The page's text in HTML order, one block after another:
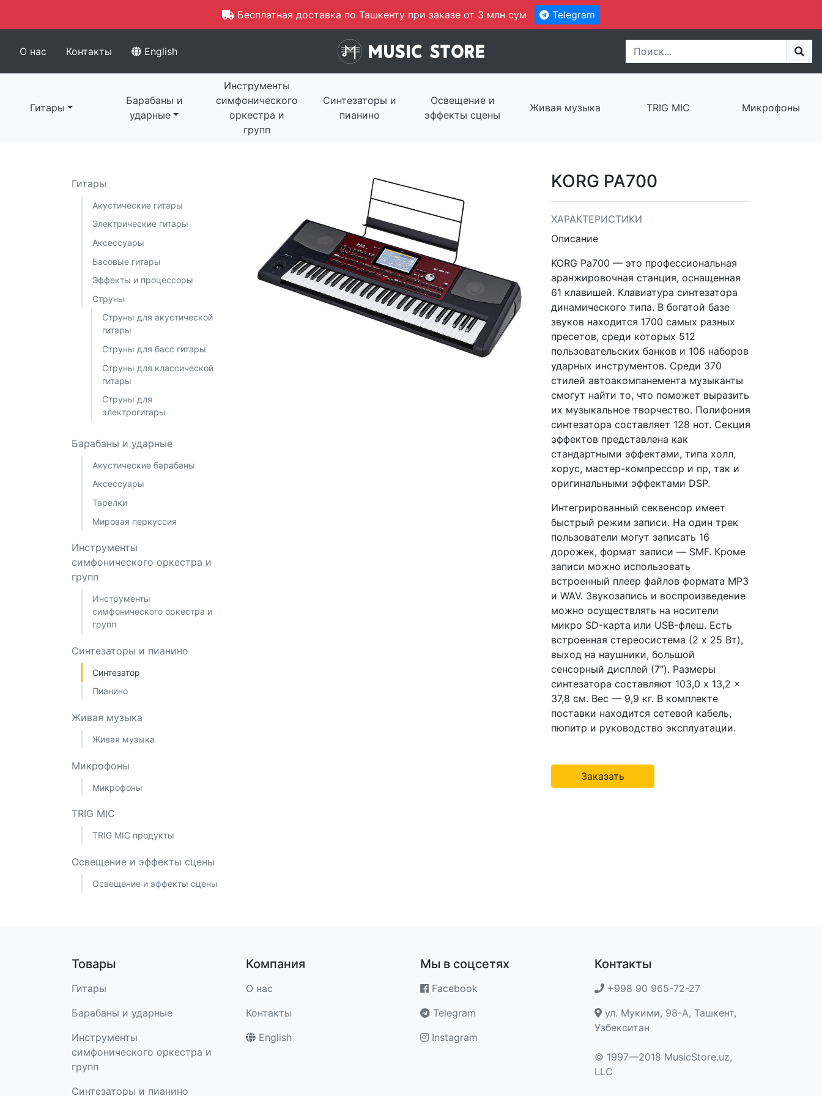
Бесплатная доставка по Ташкенту при заказе от 3 млн сум Telegram
О нас Контакты English
Гитары
Барабаны и
ударные
Инструменты
симфонического
оркестра и
групп
Синтезаторы и
пианино
Освещение и
эффекты сцены
Живая музыка TRIG MIC Микрофоны
Гитары
Акустические гитары
Электрические гитары
Аксессуары
Басовые гитары
Эффекты и процессоры
Струны
Струны для акустической
гитары
Струны для басс гитары
Струны для классической
гитары
Струны для
электрогитары
Барабаны и ударные
Акустические барабаны
Аксессуары
Тарелки
Мировая перкуссия
Инструменты
симфонического оркестра и
групп
Инструменты
симфонического оркестра и
групп
Синтезаторы и пианино
Синтезатор
Пианино
Живая музыка
Живая музыка
Микрофоны
Микрофоны
TRIG MIC
TRIG MIC продукты
Освещение и эффекты сцены
Освещение и эффекты сцены
KORG PA700
ХАРАКТЕРИСТИКИ
Описание
KORG Pa700 — это профессиональная
аранжировочная станция, оснащенная
61 клавишей. Клавиатура синтезатора
динамического типа. В богатой базе
звуков находится 1700 самых разных
пресетов, среди которых 512
пользовательских банков и 106 наборов
ударных инструментов. Среди 370
стилей автоакомпанемента музыканты
смогут найти то, что поможет выразить
их музыкальное творчество. Полифония
синтезатора составляет 128 нот. Секция
эффектов представлена как
стандартными эффектами, типа холл,
хорус, мастер-компрессор и пр, так и
оригинальными эффектами DSP.
Интегрированный секвенсор имеет
быстрый режим записи. На один трек
пользователи могут записать 16
дорожек, формат записи — SMF. Кроме
записи можно использовать
встроенный плеер файлов формата МР3
и WAV. Звукозапись и воспроизведение
можно осуществлять на носители
микро SD-карта или USB-флеш. Есть
встроенная стереосистема (2 x 25 Вт),
выход на наушники, большой
сенсорный дисплей (7″). Размеры
синтезатора составляют 103,0 x 13,2 x
37,8 cм. Вес — 9,9 кг. В комплекте
поставки находится сетевой кабель,
пюпитр и руководство эксплуатации.
Заказать
Товары
Гитары
Барабаны и ударные
Инструменты
симфонического оркестра и
групп
Синтезаторы и пианино
Компания
О нас
Контакты
English
Мы в соцсетях
Facebook
Telegram
Instagram
Контакты
+998 90 965-72-27
ул. Мукими, 98-A, Ташкент,
Узбекситан
© 1997—2018 MusicStore.uz,
LLC